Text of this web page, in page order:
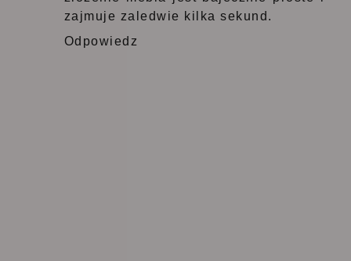
zajmuje zaledwie kilka sekund.
Odpowiedz